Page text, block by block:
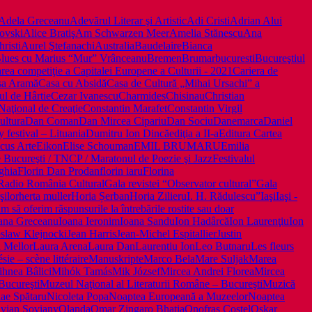
GreceanuAdevărul Literar şi ArtisticAdi CristiAdrian Alui
Alice BratişAm Schwarzen MeerAmelia StănescuAna
Aurel ŞtefanachiAustraliaBaudelaireBianca
cu Marius “Mur” VrânceanuBremenBrumarbucurestiBucureştiul
competiţie a Capitalei Europene a Culturii - 2021Cariera de
AramăCasa cu AbsidăCasa de Cultură „Mihai Ursachi” a
de HârtieCezar IvanescuCharmidesChisinauChristian
de CreaţieConstantin MarafetConstantin Virgil
Dan ComanDan Mircea CipariuDan SociuDanemarcaDaniel
festival – LituaniaDumitru Ion Dincăediţia a II-aEditura Cartea
ArteEikonElise SchoumanEMIL BRUMARUEmilia
/ TNCP / Maratonul de Poezie şi JazzFestivalul
Florin Dan Prodanflorin iaruFlorina
România CulturalGala revistei “Observator cultural”Gala
herta mullerHoria ȘerbanHoria ZilieruI. H. Rădulescu”IaşiIaşi -
să oferim răspunsurile la întrebările rostite sau doar
GreceanuIoana IeronimIoana SanduIon HadârcăIon LaurenţiuIon
KlejnockiJean HarrisJean-Michel EspitallierJustin
MellorLaura ArenaLaura DanLaurentiu IonLeo ButnaruLes fleurs
– scène littéraireManuskripteMarco BelaMare SuljakMarea
BâliciMihók TamásMik JózsefMircea Andrei FloreaMircea
Muzeul Naţional al Literaturii Române – BucureştiMuzică
SpătaruNicoleta PopaNoaptea Europeană a MuzeelorNoaptea
SovianyOlandaOmar Zingaro BhatiaOnofraş CostelOskar